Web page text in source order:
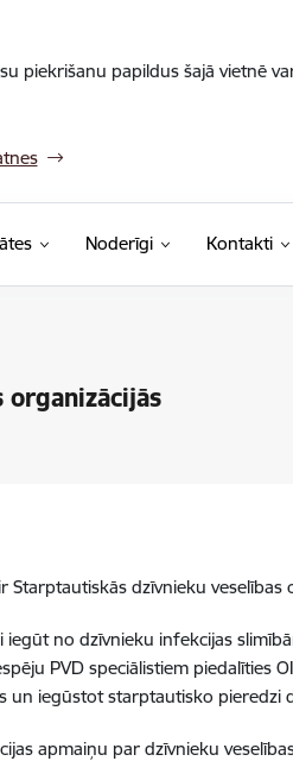
piekrišanu papildus šajā vietnē
Noderīgi Kontakti
dzīvnieku veselības
no dzīvnieku infekcijas
PVD speciālistiem piedalīties
un iegūstot starptautisko pieredzi
apmaiņu par dzīvnieku